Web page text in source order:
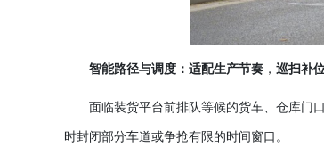
智能路径与调度：适配生产节奏 ， 巡扫补
面临装货平台前排队等候的货车、仓库门
时封闭部分车道或争抢有限的时间窗口。